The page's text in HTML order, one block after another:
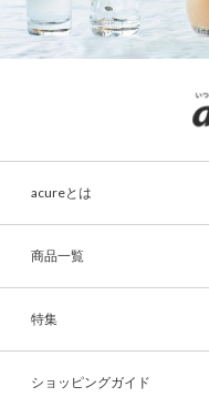
acureとは
商品一覧
特集
ショッピングガイド